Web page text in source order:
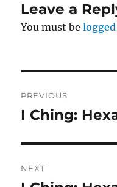
Leave a
You must be
navigation
PREVIOUS
Previous
I Ching:
NEXT